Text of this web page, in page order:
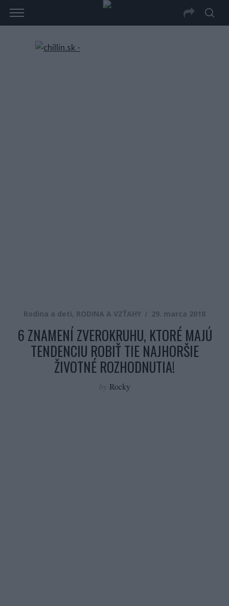
Rodina a deti, RODINA A VZŤAHY 29. marca 2018
6 ZNAMENÍ ZVEROKRUHU, KTORÉ MAJÚ
TENDENCIU ROBIŤ TIE NAJHORŠIE
ŽIVOTNÉ ROZHODNUTIA!
by Rocky